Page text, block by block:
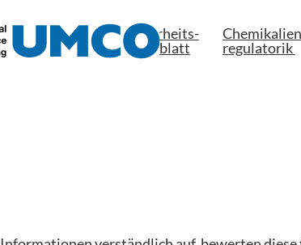
Über uns
Sicherheits-
datenblatt
regulatorik